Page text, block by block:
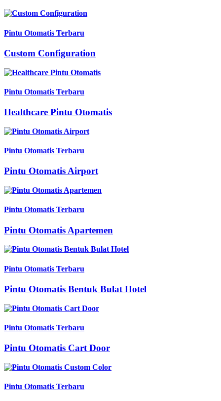
Pintu Otomatis Terbaru
Custom Configuration
Pintu Otomatis Terbaru
Healthcare Pintu Otomatis
Pintu Otomatis Terbaru
Pintu Otomatis Airport
Pintu Otomatis Terbaru
Pintu Otomatis Apartemen
Pintu Otomatis Terbaru
Pintu Otomatis Bentuk Bulat Hotel
Pintu Otomatis Terbaru
Pintu Otomatis Cart Door
Pintu Otomatis Terbaru